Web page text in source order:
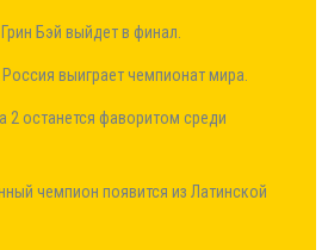
Бэй выйдет в финал.
выиграет чемпионат мира.
2 останется фаворитом среди
чемпион появится из Латинской